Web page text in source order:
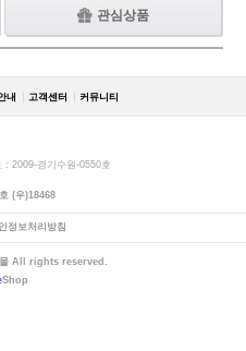
관심상품
내 고객센터 커뮤니티
: 2009-경기수원-0550호
(우)18468
정보처리방침
All rights reserved.
Shop